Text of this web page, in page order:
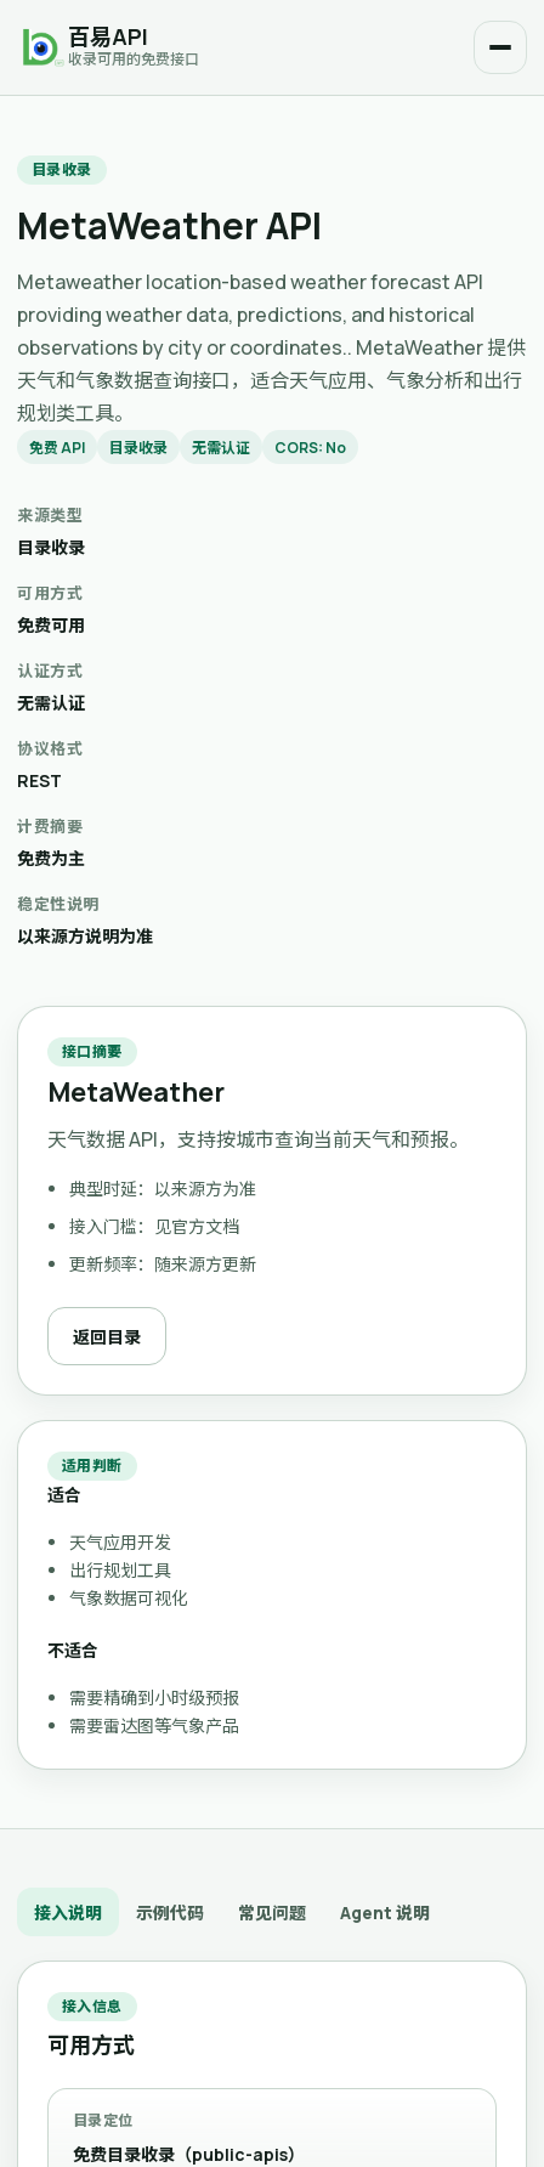
百易API
收录可用的免费接口
目录收录
MetaWeather API
Metaweather location-based weather forecast API
providing weather data, predictions, and historical
observations by city or coordinates.. MetaWeather 提供
天气和气象数据查询接口，适合天气应用、气象分析和出行
规划类工具。
免费 API 目录收录 无需认证 CORS: No
来源类型
目录收录
可用方式
免费可用
认证方式
无需认证
协议格式
REST
计费摘要
免费为主
稳定性说明
以来源方说明为准
接口摘要
MetaWeather
天气数据 API，支持按城市查询当前天气和预报。
典型时延：以来源方为准
接入门槛：见官方文档
更新频率：随来源方更新
返回目录
适用判断
适合
天气应用开发
出行规划工具
气象数据可视化
不适合
需要精确到小时级预报
需要雷达图等气象产品
接入说明 示例代码 常见问题 Agent 说明
接入信息
可用方式
目录定位
免费目录收录（public-apis）